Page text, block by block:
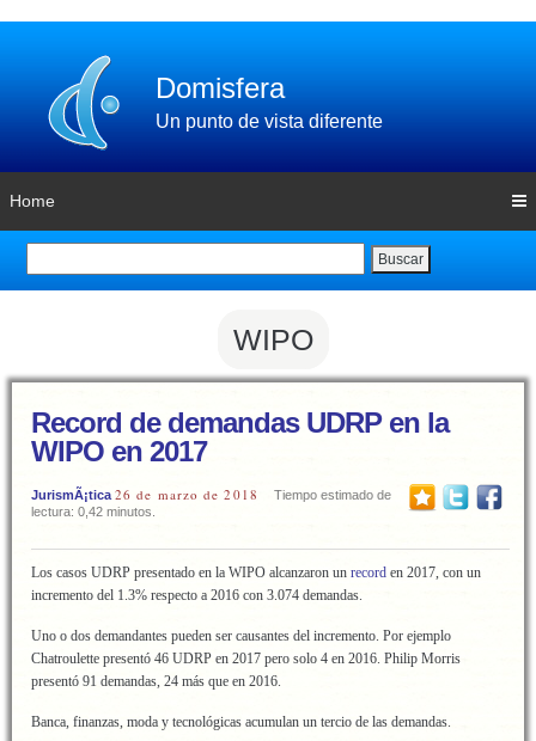
Domisfera
Un punto de vista diferente
Home
Buscar
WIPO
Record de demandas UDRP en la
WIPO en 2017
JurismÃ¡tica 26 de marzo de 2018
Tiempo estimado de
lectura: 0,42 minutos.
Los casos UDRP presentado en la WIPO alcanzaron un record en 2017, con un
incremento del 1.3% respecto a 2016 con 3.074 demandas.
Uno o dos demandantes pueden ser causantes del incremento. Por ejemplo
Chatroulette presentó 46 UDRP en 2017 pero solo 4 en 2016. Philip Morris
presentó 91 demandas, 24 más que en 2016.
Banca, finanzas, moda y tecnológicas acumulan un tercio de las demandas.